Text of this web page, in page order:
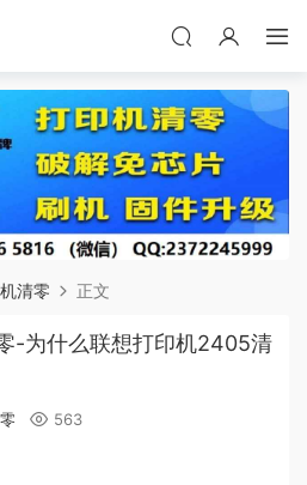
清零 正文
-为什么联想打印机2405清
563